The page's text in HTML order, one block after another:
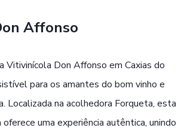
Affonso
Vitivinícola Don Affonso em Caxias do
para os amantes do bom vinho e
Localizada na acolhedora Forqueta, esta
oferece uma experiência autêntica, unindo